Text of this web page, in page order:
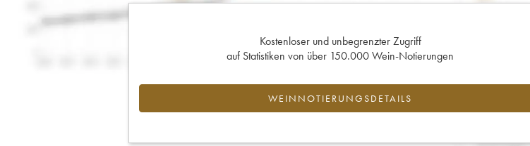
Kostenloser und unbegrenzter Zugriff
auf Statistiken von über 150.000 Wein-Notierungen
WEINNOTIERUNGSDETAILS